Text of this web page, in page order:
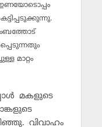
ഇണയോടൊപ്പം
മാറ്റം
മകളുടെ
വിവാഹം